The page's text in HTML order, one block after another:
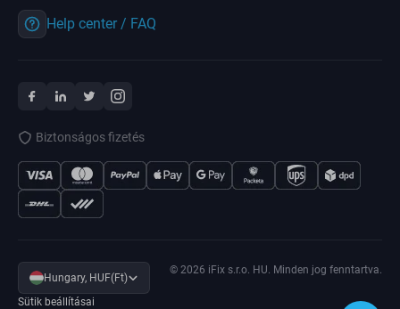
Help center / FAQ
Biztonságos fizetés
Hungary, HUF(Ft)
Sütik beállításai
© 2026 iFix s.r.o. HU. Minden jog fenntartva.